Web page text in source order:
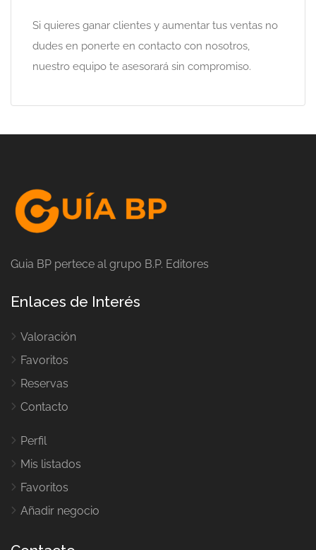
Si quieres ganar clientes y aumentar tus ventas no
dudes en ponerte en contacto con nosotros,
nuestro equipo te asesorará sin compromiso.
Guia BP pertece al grupo B.P. Editores
Enlaces de Interés
Valoración
Favoritos
Reservas
Contacto
Perfil
Mis listados
Favoritos
Añadir negocio